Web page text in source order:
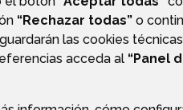
“Rechazar todas” o
las cookies
acceda al “Panel